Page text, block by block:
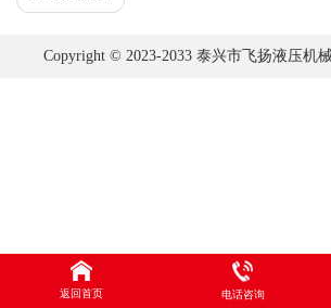
Copyright © 2023-2033 泰兴市飞扬液压机
返回首页 电话咨询